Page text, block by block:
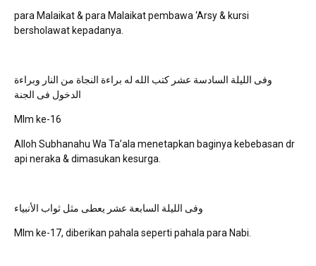
para Malaikat & para Malaikat pembawa ‘Arsy & kursi
bersholawat kepadanya.
وفى الليلة السادسة عشر كتب الله له براءة النجاة من النار وبراءة
الدخول فى الجنة
Mlm ke-16
Alloh Subhanahu Wa Ta’ala menetapkan baginya kebebasan dr
api neraka & dimasukan kesurga.
وفى الليلة السابعة عشر يعطى مثل ثواب الأنبياء
Mlm ke-17, diberikan pahala seperti pahala para Nabi.